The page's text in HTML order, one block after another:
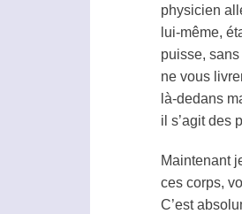
physicien
lui-même,
puisse,
ne vous
là-dedans
il s’agit des
Maintenant
ces corps,
C’est